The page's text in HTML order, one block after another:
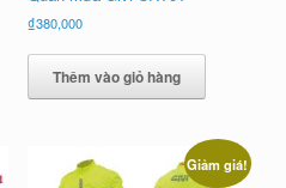
₫380,000
Thêm vào giỏ hàng
Giảm giá!